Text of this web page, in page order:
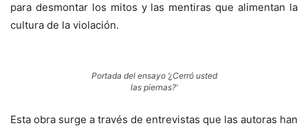
para desmontar los mitos y las mentiras que alimentan la
cultura de la violación.
Portada del ensayo ‘¿Cerró usted
las piernas?’
Esta obra surge a través de entrevistas que las autoras han